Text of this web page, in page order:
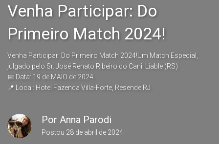
Venha Participar: Do
Primeiro Match 2024!
Venha Participar: Do Primeiro Match 2024!Um Match Especial,
julgado pelo Sr. José Renato Ribeiro do Canil Liable (RS)
📅 Data: 19 de MAIO de 2024
📍 Local: Hotel Fazenda Villa-Forte, Resende RJ
Por Anna Parodi
Postou 28 de abril de 2024